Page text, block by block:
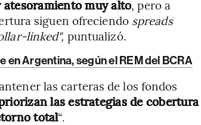
atesoramiento muy alto, pero a
siguen ofreciendo spreads
linked", puntualizó.
Argentina, según el REM del BCRA
las carteras de los fondos
las estrategias de cobertura
total“.